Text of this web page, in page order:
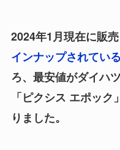
2024年1月現在に販
インナップされている
ろ、最安値がダイハ
「ピクシス エポッ
りました。